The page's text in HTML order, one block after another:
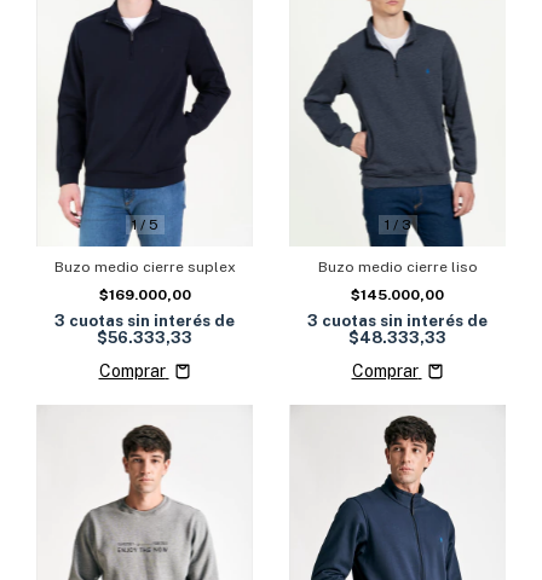
1/ 5
Buzo medio cierre suplex
$169.000,00
3 cuotas sin interés de
$56.333,33
Comprar
1 / 3
Buzo medio cierre liso
$145.000,00
3 cuotas sin interés de
$48.333,33
Comprar